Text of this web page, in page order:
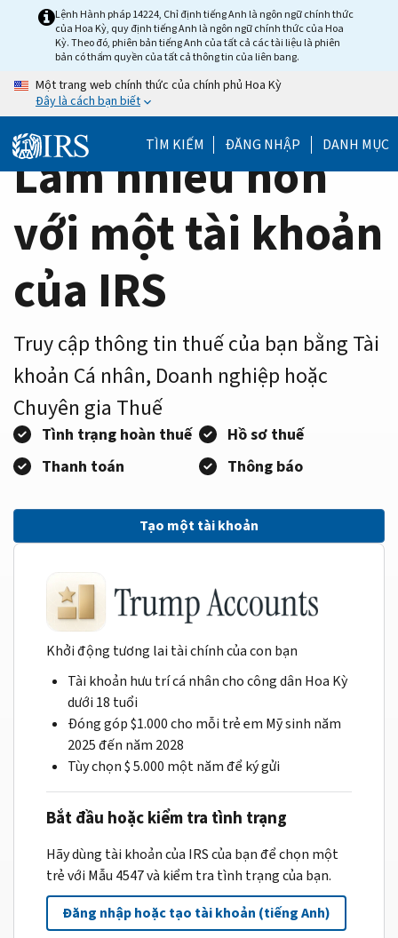
HomeLệnh Hành pháp 14224, Chỉ định tiếng Anh là ngôn ngữ chính thức
của Hoa Kỳ, quy định tiếng Anh là ngôn ngữ chính thức của Hoa
Kỳ. Theo đó, phiên bản tiếng Anh của tất cả các tài liệu là phiên
bản có thẩm quyền của tất cả thông tin của liên bang.
Một trang web chính thức của chính phủ Hoa Kỳ
Đây là cách bạn biết
TÌM KIẾM ĐĂNG NHẬP DANH MỤC
Làm nhiều hơn
với một tài khoản
của IRS
Truy cập thông tin thuế của bạn bằng Tài
khoản Cá nhân, Doanh nghiệp hoặc
Chuyên gia Thuế
Tình trạng hoàn thuế
Hồ sơ thuế
Thanh toán
Thông báo
Tạo một tài khoản
Khởi động tương lai tài chính của con bạn
Tài khoản hưu trí cá nhân cho công dân Hoa Kỳ
dưới 18 tuổi
Đóng góp $1.000 cho mỗi trẻ em Mỹ sinh năm
2025 đến năm 2028
Tùy chọn $ 5.000 một năm để ký gửi
Bắt đầu hoặc kiểm tra tình trạng
Hãy dùng tài khoản của IRS của bạn để chọn một
trẻ với Mẫu 4547 và kiểm tra tình trạng của bạn.
Đăng nhập hoặc tạo tài khoản (tiếng Anh)